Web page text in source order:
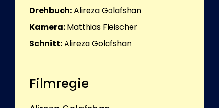
Drehbuch:Alireza Golafshan
Kamera: Matthias Fleischer
Schnitt:Alireza Golafshan
Filmregie